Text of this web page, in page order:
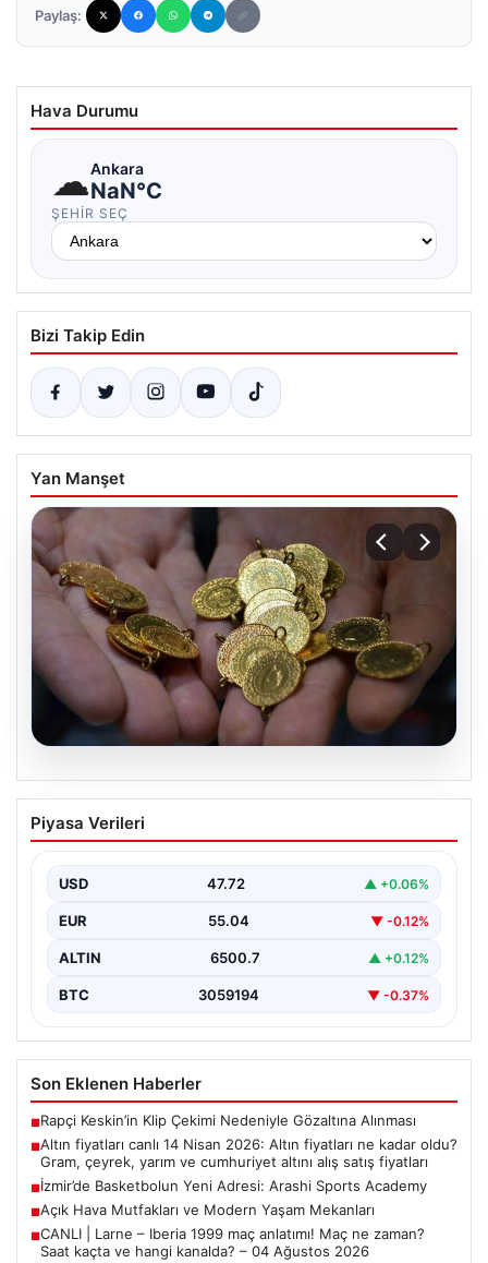
Paylaş:
Hava Durumu
☁Ankara
NaN°C
ŞEHIR SEÇ
Bizi Takip Edin
Yan Manşet
05.08.2026
Altın fiyatları canlı 14 Nisan 2026: Altın
fiyatları ne kadar oldu? Gram, çeyrek,
fiyatları
Piyasa Verileri
USD 47.72 ▲ +0.06%
EUR 55.04 ▼ -0.12%
ALTIN 6500.7 ▲ +0.12%
BTC 3059194 ▼ -0.37%
Son Eklenen Haberler
■Rapçi Keskin’in Klip Çekimi Nedeniyle Gözaltına Alınması
■Altın fiyatları canlı 14 Nisan 2026: Altın fiyatları ne kadar oldu?
Gram, çeyrek, yarım ve cumhuriyet altını alış satış fiyatları
■İzmir’de Basketbolun Yeni Adresi: Arashi Sports Academy
■Açık Hava Mutfakları ve Modern Yaşam Mekanları
■CANLI | Larne – Iberia 1999 maç anlatımı! Maç ne zaman?
Saat kaçta ve hangi kanalda? – 04 Ağustos 2026